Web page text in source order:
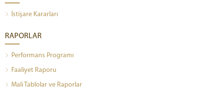
İstişare Kararları
RAPORLAR
Performans Programı
Faaliyet Raporu
Mali Tablolar ve Raporlar